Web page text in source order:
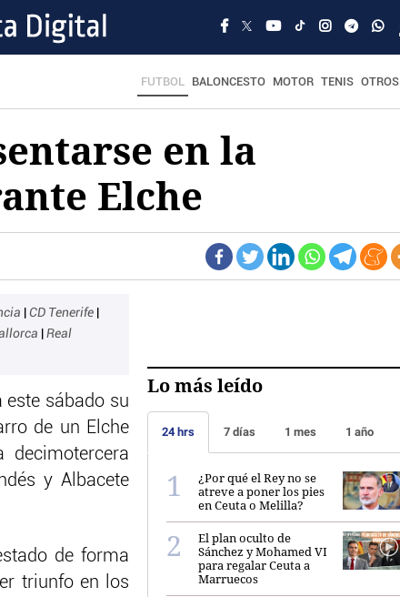
FUTBOL BALONCESTO MOTOR TENIS OTROS
en la
Elche
CD Tenerife
Real
este sábado su
de un Elche
y Albacete
de forma
triunfo en los
Lo más leído
24 hrs 7 días 1 mes 1 año
¿Por qué el Rey no se
atreve a poner los pies
en Ceuta o Melilla?
El plan oculto de
Sánchez y Mohamed VI
para regalar Ceuta a
Marruecos